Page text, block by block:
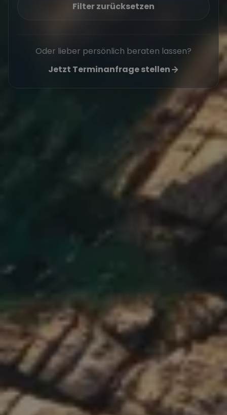
Filter zurücksetzen
Oder lieber persönlich beraten lassen?
Jetzt Terminanfrage stellen